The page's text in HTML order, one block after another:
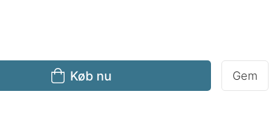
Køb nu Gem